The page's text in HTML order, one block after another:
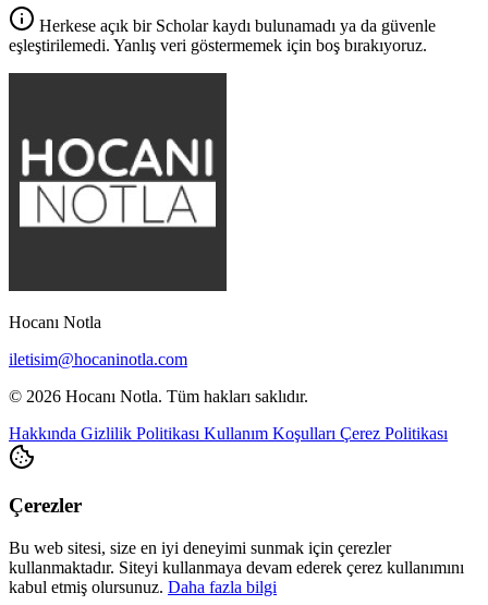
Herkese açık bir Scholar kaydı bulunamadı ya da güvenle
eşleştirilemedi. Yanlış veri göstermemek için boş bırakıyoruz.
Hocanı Notla
iletisim@hocaninotla.com
© 2026 Hocanı Notla. Tüm hakları saklıdır.
Hakkında Gizlilik Politikası Kullanım Koşulları Çerez Politikası
Çerezler
Bu web sitesi, size en iyi deneyimi sunmak için çerezler
kullanmaktadır. Siteyi kullanmaya devam ederek çerez kullanımını
kabul etmiş olursunuz. Daha fazla bilgi